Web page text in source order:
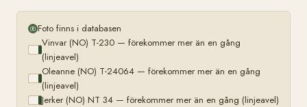
Foto finns i databasen
Vinvar (NO) T-230 — förekommer mer än en gång
(linjeavel)
Oleanne (NO) T-24064 — förekommer mer än en gång
(linjeavel)
Jerker (NO) NT 34 — förekommer mer än en gång (linjeavel)